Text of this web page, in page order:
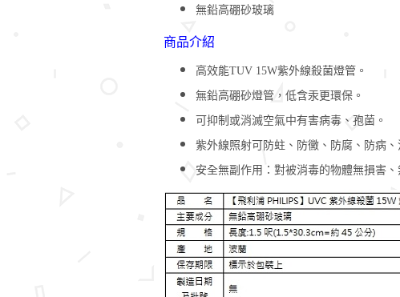
無鉛高硼砂玻璃
商品介紹
高效能TUV 15W紫外線殺菌燈管。
無鉛高硼砂燈管，低含汞更環保。
可抑制或消滅空氣中有害病毒、孢菌。
紫外線照射可防蛀、防黴、防腐、防病、
安全無副作用：對被消毒的物體無損害